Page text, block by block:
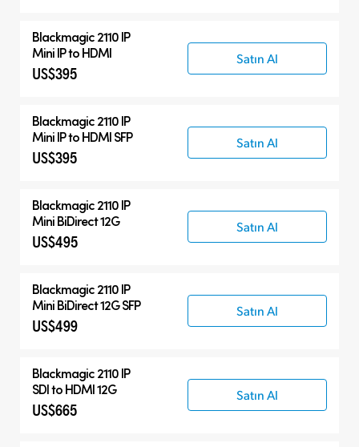
Blackmagic 2110 IP
Mini IP to HDMI
US$395
Satın Al
Blackmagic 2110 IP
Mini IP to HDMI SFP
US$395
Satın Al
Blackmagic 2110 IP
Mini BiDirect 12G
US$495
Satın Al
Blackmagic 2110 IP
Mini BiDirect 12G SFP
US$499
Satın Al
Blackmagic 2110 IP
SDI to HDMI 12G
US$665
Satın Al